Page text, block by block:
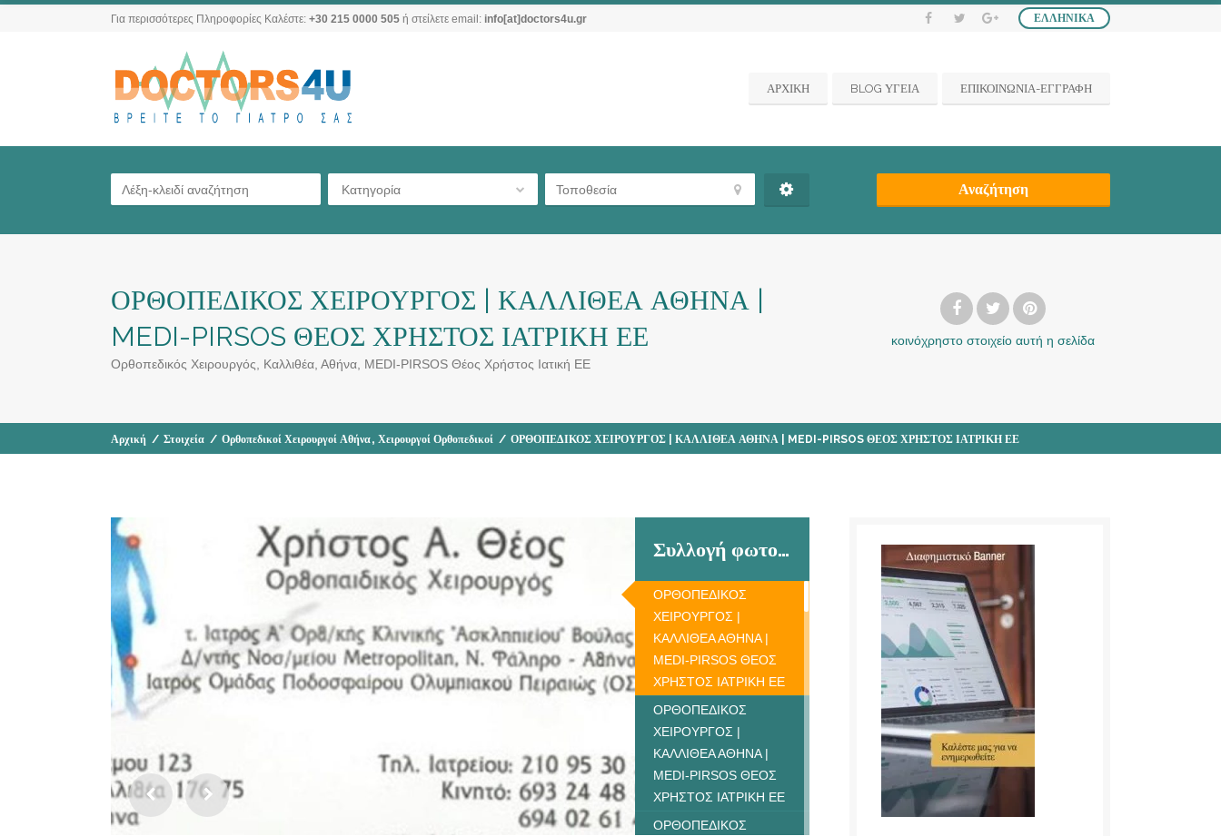
ΕΛΛΗΝΙΚΆ
Για περισσότερες Πληροφορίες Καλέστε: +30 215 0000 505 ή στείλετε email: info[at]doctors4u.gr
ΑΡΧΙΚΗ BLOG ΥΓΕΙΑ ΕΠΙΚΟΙΝΩΝΙΑ-ΕΓΓΡΑΦΗ
Κατηγορία Αναζήτηση
ΟΡΘΟΠΕΔΙΚΟΣ ΧΕΙΡΟΥΡΓΟΣ | ΚΑΛΛΙΘΕΑ ΑΘΗΝΑ |
MEDI-PIRSOS ΘΕΟΣ ΧΡΗΣΤΟΣ ΙΑΤΡΙΚΗ ΕΕ
Ορθοπεδικός Χειρουργός, Καλλιθέα, Αθήνα, MEDI-PIRSOS Θέος Χρήστος Ιατική ΕΕ
κοινόχρηστο στοιχείο αυτή η σελίδα
Αρχική / Στοιχεία / Ορθοπεδικοί Χειρουργοί Αθήνα, Χειρουργοί Ορθοπεδικοί / ΟΡΘΟΠΕΔΙΚΟΣ ΧΕΙΡΟΥΡΓΟΣ | ΚΑΛΛΙΘΕΑ ΑΘΗΝΑ | MEDI-PIRSOS ΘΕΟΣ ΧΡΗΣΤΟΣ ΙΑΤΡΙΚΗ ΕΕ
Συλλογή φωτογραφιών
ΟΡΘΟΠΕΔΙΚΟΣ
ΧΕΙΡΟΥΡΓΟΣ |
ΚΑΛΛΙΘΕΑ ΑΘΗΝΑ |
MEDI-PIRSOS ΘΕΟΣ
ΧΡΗΣΤΟΣ ΙΑΤΡΙΚΗ ΕΕ
ΟΡΘΟΠΕΔΙΚΟΣ
ΧΕΙΡΟΥΡΓΟΣ |
ΚΑΛΛΙΘΕΑ ΑΘΗΝΑ |
MEDI-PIRSOS ΘΕΟΣ
ΧΡΗΣΤΟΣ ΙΑΤΡΙΚΗ ΕΕ
ΟΡΘΟΠΕΔΙΚΟΣ